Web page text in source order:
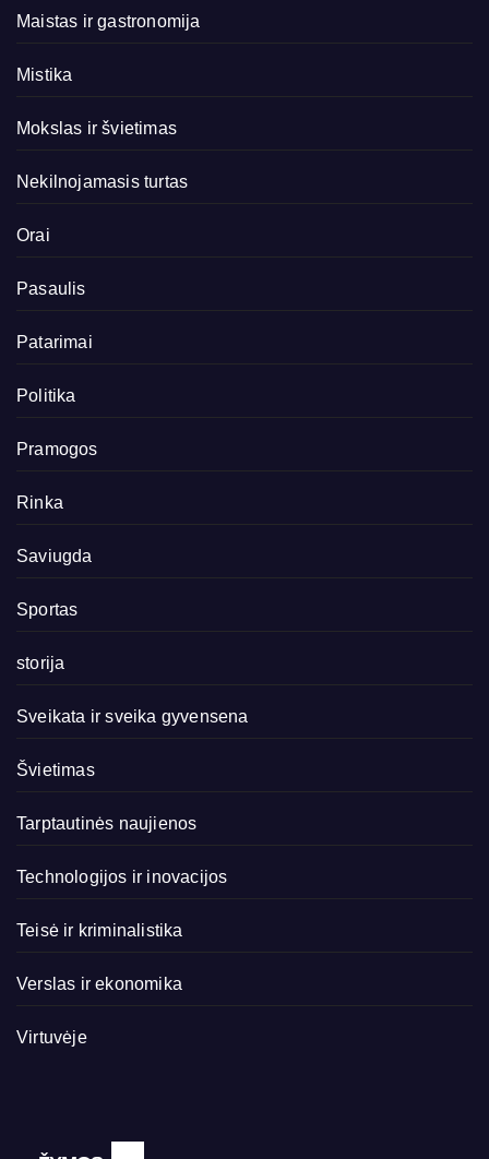
Maistas ir gastronomija
Mistika
Mokslas ir švietimas
Nekilnojamasis turtas
Orai
Pasaulis
Patarimai
Politika
Pramogos
Rinka
Saviugda
Sportas
storija
Sveikata ir sveika gyvensena
Švietimas
Tarptautinės naujienos
Technologijos ir inovacijos
Teisė ir kriminalistika
Verslas ir ekonomika
Virtuvėje